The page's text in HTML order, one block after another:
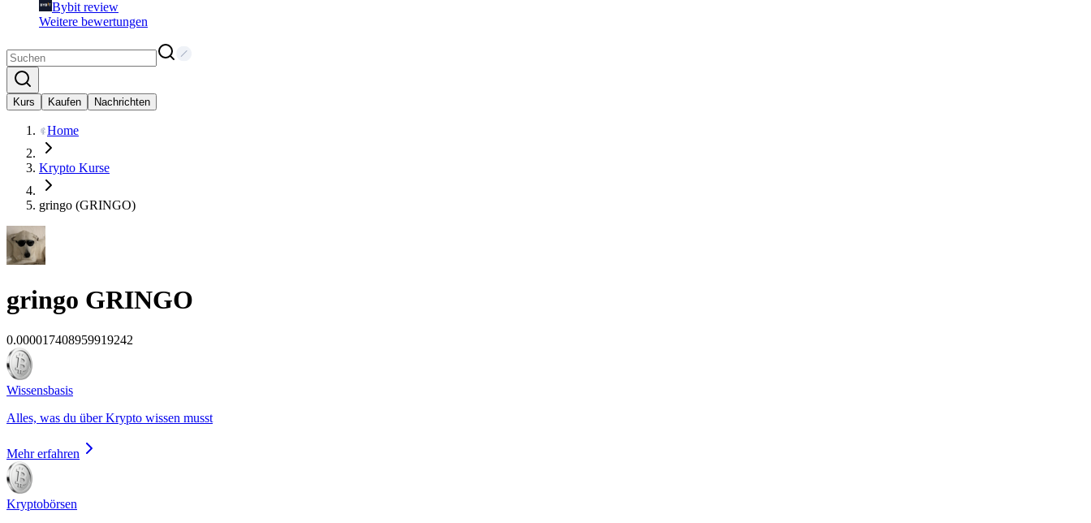
Bybit review
Weitere bewertungen
Kurs Kaufen Nachrichten
Home
Krypto Kurse
gringo (GRINGO)
gringo GRINGO
0.000017408959919242
Wissensbasis
Alles, was du über Krypto wissen musst
Mehr erfahren
Kryptobörsen